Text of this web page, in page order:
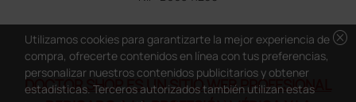
DOCTOR SHOP ES UN SITIO WEB PROFESIONAL
cancel
Utilizamos cookies para garantizarte la mejor experiencia de
compra, ofrecerte contenidos en línea con tus preferencias,
personalizar nuestros contenidos publicitarios y obtener
estadísticas. Terceros autorizados también utilizan estas